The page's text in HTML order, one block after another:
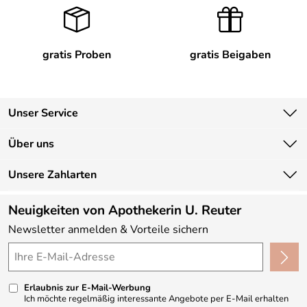
gratis Proben gratis Beigaben
Unser Service
Kontakt
Lieferbedingungen
Kundenlogin
Über uns
Unsere Bestseller
Neu
Angebote
Made in Germany
4,9/5*****
Unsere Zahlarten
Neuigkeiten von Apothekerin U. Reuter
Newsletter anmelden & Vorteile sichern
Erlaubnis zur E-Mail-Werbung
Ich möchte regelmäßig interessante Angebote per E-Mail erhalten